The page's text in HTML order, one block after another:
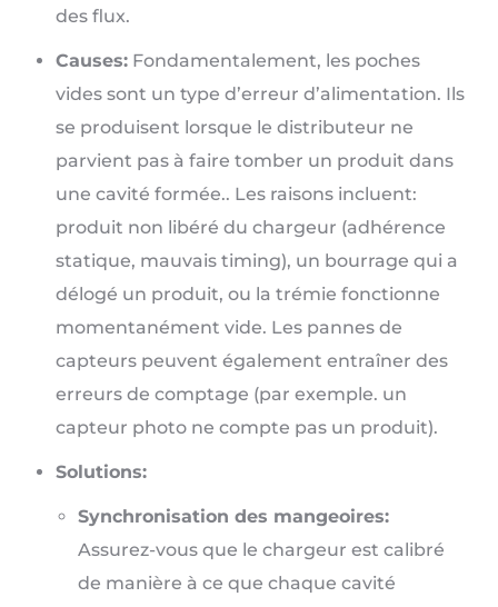
des flux.
Causes: Fondamentalement, les poches
vides sont un type d’erreur d’alimentation. Ils
se produisent lorsque le distributeur ne
parvient pas à faire tomber un produit dans
une cavité formée.. Les raisons incluent:
produit non libéré du chargeur (adhérence
statique, mauvais timing), un bourrage qui a
délogé un produit, ou la trémie fonctionne
momentanément vide. Les pannes de
capteurs peuvent également entraîner des
erreurs de comptage (par exemple. un
capteur photo ne compte pas un produit).
Solutions:
Synchronisation des mangeoires:
Assurez-vous que le chargeur est calibré
de manière à ce que chaque cavité